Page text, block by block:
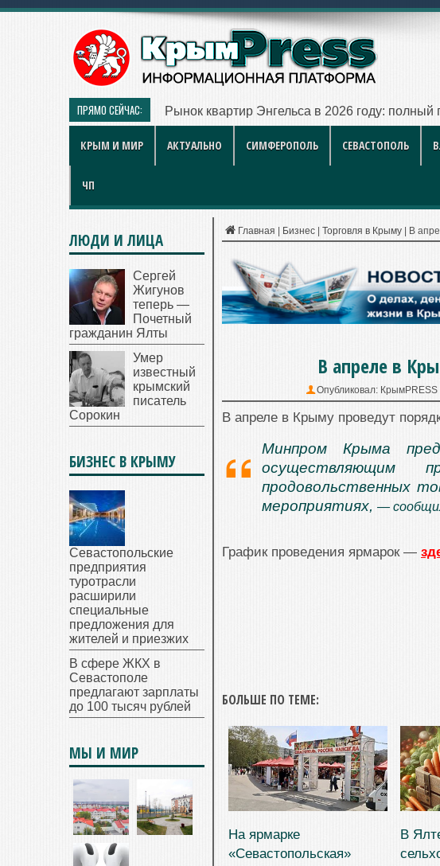
ПРЯМО СЕЙЧАС: Рынок квартир Энгельса в 2026 году:
ЧП
В апреле в
Опубликовал:КрымPRESS
В апреле в Крыму проведут
Минпром Крыма
осуществляющим
продовольственных
БОЛЬШЕ ПО ТЕМЕ:
На ярмарке
В
ЛЮДИ И ЛИЦА
Сергей
Жигунов
теперь —
Почетный
гражданин Ялты
Умер
известный
писатель
БИЗНЕС В КРЫМУ
Севастопольские
предприятия
туротрасли
расширили
специальные
предложения для
жителей и приезжих
В сфере ЖКХ в
Севастополе
предлагают зарплаты
МЫ И МИР